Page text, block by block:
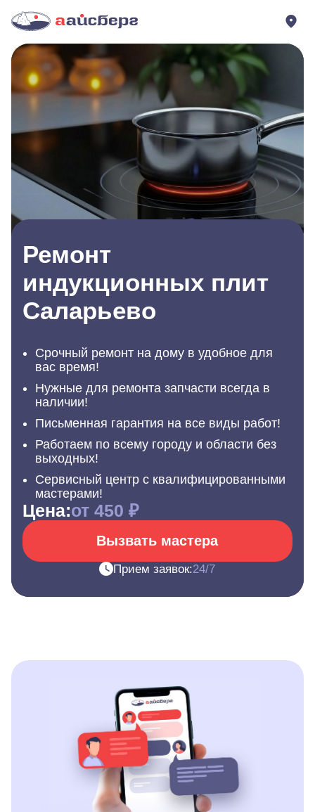
Ремонт
индукционных плит
Саларьево
Срочный ремонт на дому в удобное для
вас время!
Нужные для ремонта запчасти всегда в
наличии!
Письменная гарантия на все виды работ!
Работаем по всему городу и области без
выходных!
Сервисный центр с квалифицированными
мастерами!
Цена:от 450 ₽
Вызвать мастера
Прием заявок:24/7